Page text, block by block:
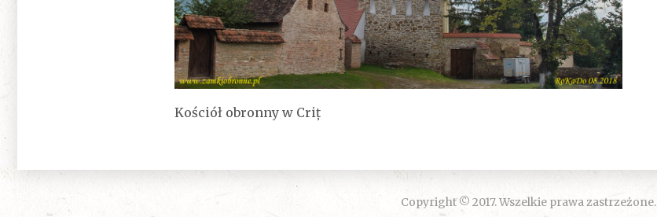
Kościół obronny w Criț
Copyright © 2017. Wszelkie prawa zastrzeżone.